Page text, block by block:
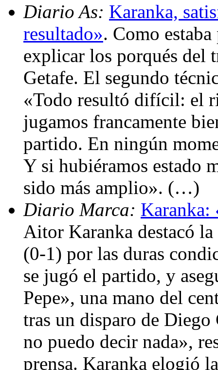
Diario As: Karanka,
resultado». Como
explicar los porqués del
Getafe. El segundo
«Todo resultó difícil: el
jugamos francamente
partido. En ningún
Y si hubiéramos estado
sido más amplio». (…)
Diario Marca: Karanka:
Aitor Karanka destacó
(0-1) por las duras
se jugó el partido, y
Pepe», una mano del
tras un disparo de
no puedo decir nada»,
prensa. Karanka elogió